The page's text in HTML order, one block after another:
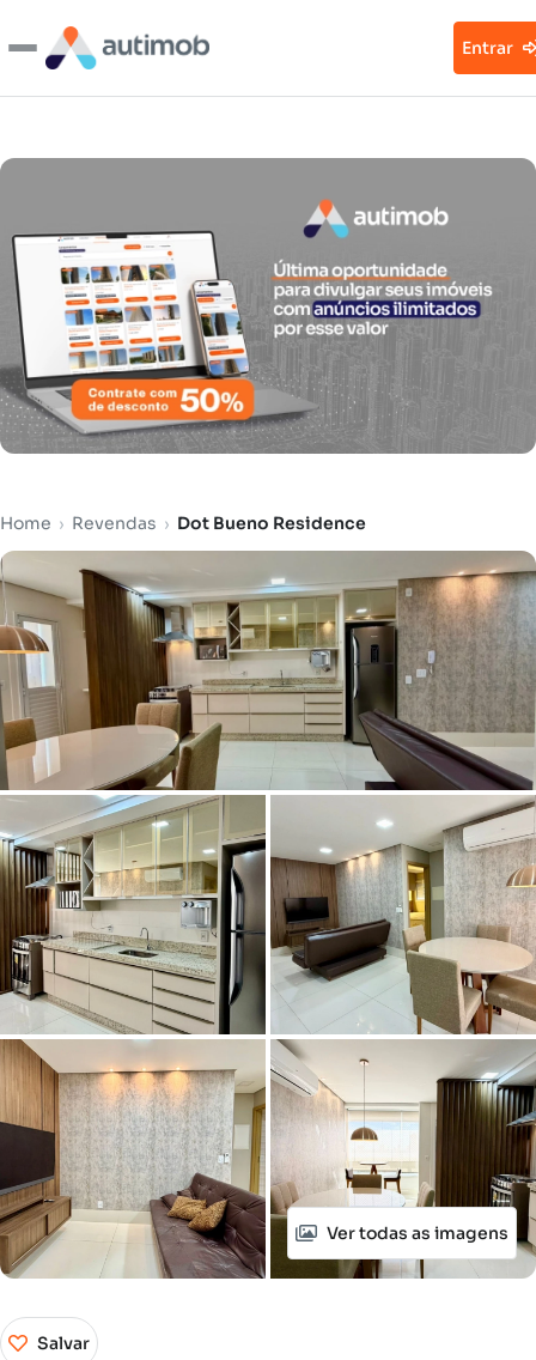
Entrar
Home › Revendas › Dot Bueno Residence
Ver todas as imagens
Salvar